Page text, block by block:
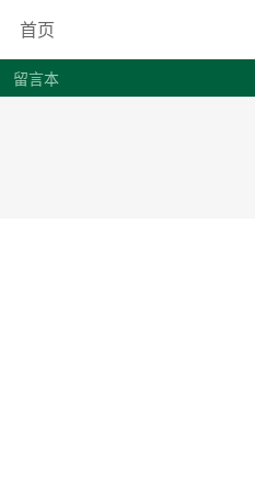
说易事
首页
留言本